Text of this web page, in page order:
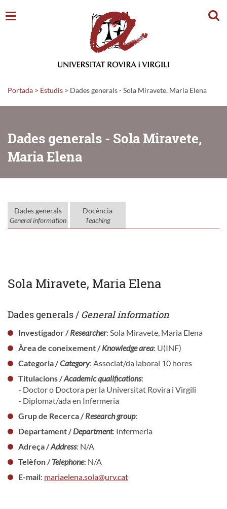
Portada > Estudis > Dades generals - Sola Miravete, Maria Elena
Dades generals - Sola Miravete,
Maria Elena
Dades generals
General information
Docència
Teaching
Sola Miravete, Maria Elena
Dades generals / General information
Investigador /Researcher: Sola Miravete, Maria Elena
Àrea de coneixement /Knowledge area: U(INF)
Categoria /Category: Associat/da laboral 10 hores
Titulacions /Academic qualifications:
- Doctor o Doctora per la Universitat Rovira i Virgili
- Diplomat/ada en Infermeria
Grup de Recerca /Research group:
Departament /Department: Infermeria
Adreça /Address: N/A
Telèfon /Telephone: N/A
E-mail: mariaelena.sola@urv.cat